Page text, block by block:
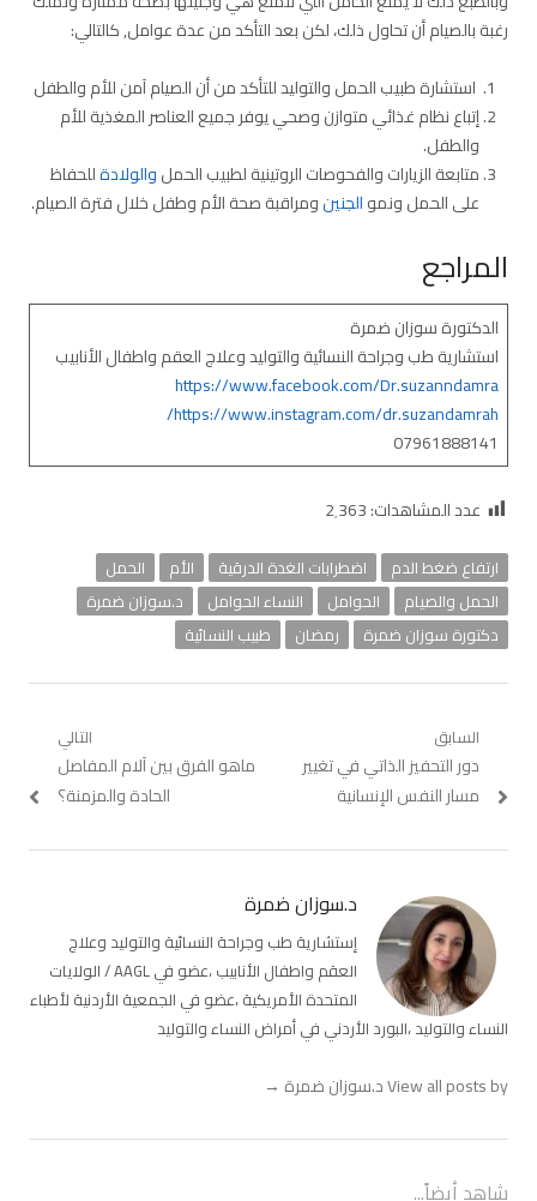
رغبة بالصيام أن تحاول ذلك، لكن بعد التأكد من عدة عوامل, كالتالي:
استشارة طبيب الحمل والتوليد للتأكد من أن الصيام آمن للأم والطفل
إتباع نظام غذائي متوازن وصحي يوفر جميع العناصر المغذية للأم
والطفل.
متابعة الزيارات والفحوصات الروتينية لطبيب الحملوالولادةللحفاظ
على الحمل ونموالجنينومراقبة صحة الأم وطفل خلال فترة الصيام.
المراجع
الدكتورة سوزان ضمرة
استشارية طب وجراحة النسائية والتوليد وعلاج العقم واطفال الأنابيب
https://www.facebook.com/Dr.suzanndamra
https://www.instagram.com/dr.suzandamrah/
07961888141
عدد المشاهدات:2٬363
ارتفاع ضغط الدم اضطرابات الغدة الدرقية الأم
الحمل
الحمل والصيام
الحوامل النساء الحوامل
د.سوزان ضمرة
دكتورة سوزان ضمرة
رمضان طبيب النسائية
تصفّح
المقالات
السابق
Previous
post:
دور التحفيز الذاتي في تغيير
مسار النفس الإنسانية
التالي
Next
ماهو الفرق بين آلام المفاصل
الحادة والمزمنة؟
د.سوزان ضمرة
إستشارية طب وجراحة النسائية والتوليد وعلاج
العقم واطفال الأنابيب ،عضو في AAGL / الولايات
المتحدة الأمريكية ،عضو في الجمعية الأردنية لأطباء
النساء والتوليد ،البورد الأردني في أمراض النساء والتوليد
View all posts by د.سوزان ضمرة →
شاهد أيضاً...